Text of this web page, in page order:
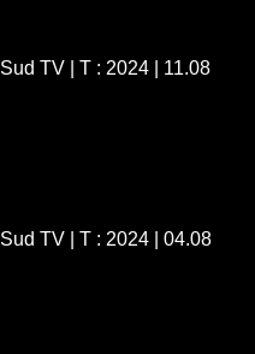
Sud TV | T : 2024 | 11.08
Sud TV | T : 2024 | 04.08